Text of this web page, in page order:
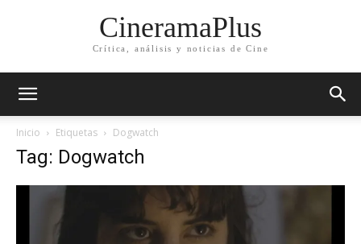
CineramaPlus
Crítica, análisis y noticias de Cine
Inicio Etiquetas Dogwatch
Tag: Dogwatch